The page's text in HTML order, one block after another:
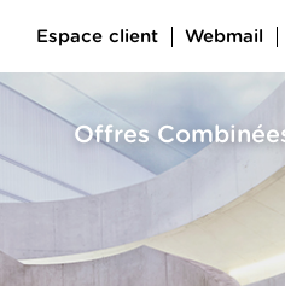
Offres
Espace client Webmail